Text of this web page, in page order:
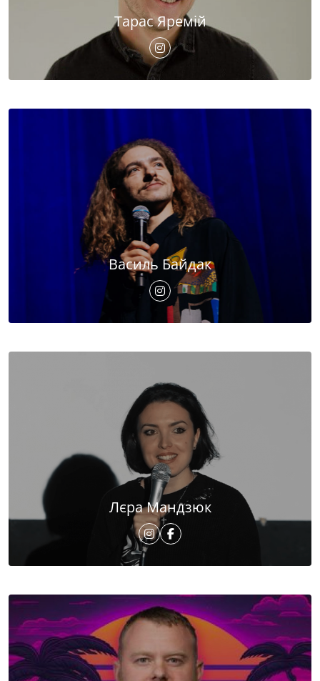
Тарас Яремій
Василь Байдак
Лєра Мандзюк